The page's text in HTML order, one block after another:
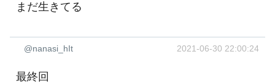
まだ生きてる
@nanasi_hIt 2021-06-30 22:00:24
最終回